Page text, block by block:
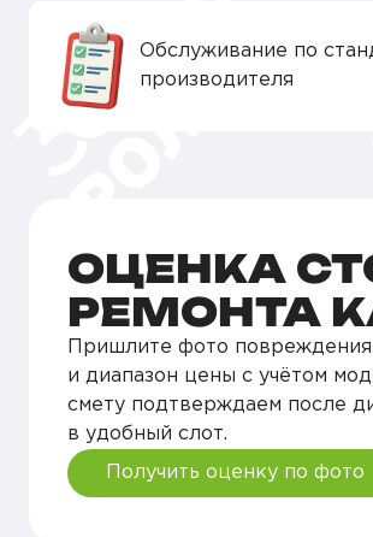
Обслуживание по
производителя
ОЦЕНКА
РЕМОНТА
Пришлите фото
и диапазон цены с учётом
смету подтверждаем после
в удобный слот.
Получить оценку по фото